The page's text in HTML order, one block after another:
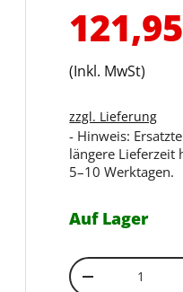
(Inkl. MwSt)
zzgl. Lieferung
- Hinweis:
längere Lieferzeit
5–10 Werktagen.
Auf Lager
Anzahl
Menge